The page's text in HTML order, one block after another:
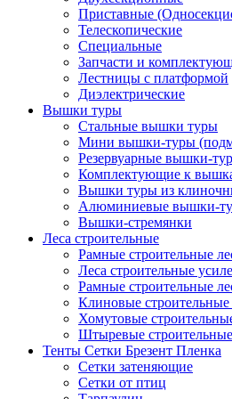
Приставные
Телескопические
Специальные
Запчасти и
Лестницы с платформой
Диэлектрические
Вышки туры
Стальные вышки туры
Мини вышки-туры
Резервуарные вышки-
Комплектующие к
Вышки туры из
Алюминиевые вышки-
Вышки-стремянки
Леса строительные
Рамные строительные
Леса строительные
Рамные строительные
Клиновые строительные
Хомутовые
Штыревые строительные
Тенты Сетки Брезент Пленка
Сетки затеняющие
Сетки от птиц